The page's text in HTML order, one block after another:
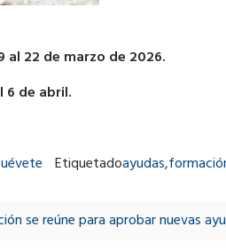
al 22 de marzo de 2026.
6 de abril.
Etiquetadoayudas,
se reúne para aprobar nuevas